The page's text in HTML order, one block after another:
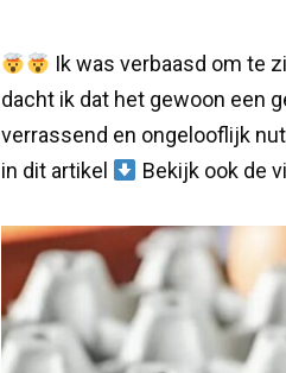
Ik was verbaasd om te
dacht ik dat het gewoon een
verrassend en ongelooflijk
in dit artikel
Bekijk ook de